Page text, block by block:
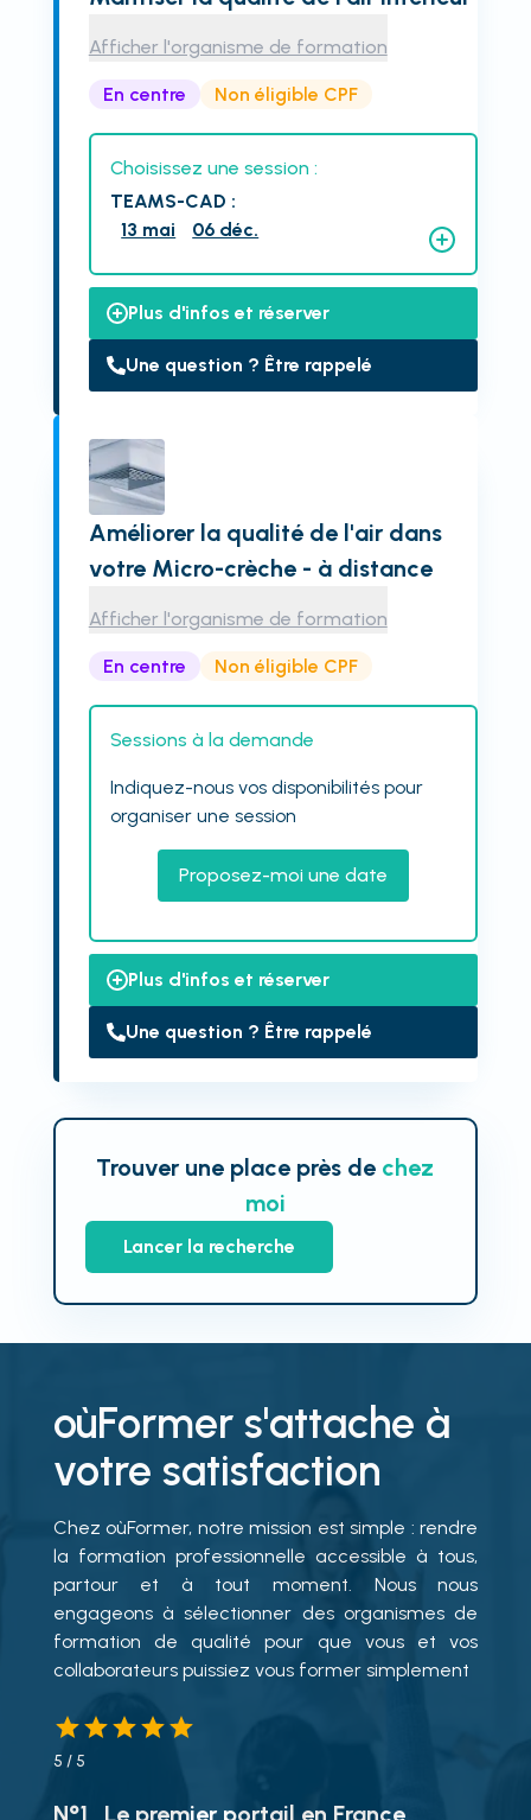
Afficher l'organisme de formation
En centre Non éligible CPF
Choisissez une session :
TEAMS-CAD :
13 mai
06 déc.
Plus d'infos et réserver
Une question ? Être rappelé
Améliorer la qualité de l'air dans
votre Micro-crèche - à distance
Afficher l'organisme de formation
En centre Non éligible CPF
Sessions à la demande
Indiquez-nous vos disponibilités pour
organiser une session
Proposez-moi une date
Plus d'infos et réserver
Une question ? Être rappelé
Trouver une place près de chez
moi
Lancer la recherche
oùFormer s'attache à
votre satisfaction
Chez oùFormer, notre mission est simple : rendre
la formation professionnelle accessible à tous,
partour et à tout moment. Nous nous
engageons à sélectionner des organismes de
formation de qualité pour que vous et vos
collaborateurs puissiez vous former simplement
5 / 5
N°1 Le premier portail en France